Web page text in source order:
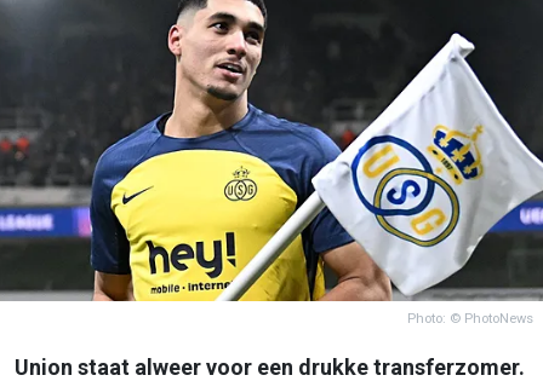
Photo: © PhotoNews
Union staat alweer voor een drukke transferzomer.